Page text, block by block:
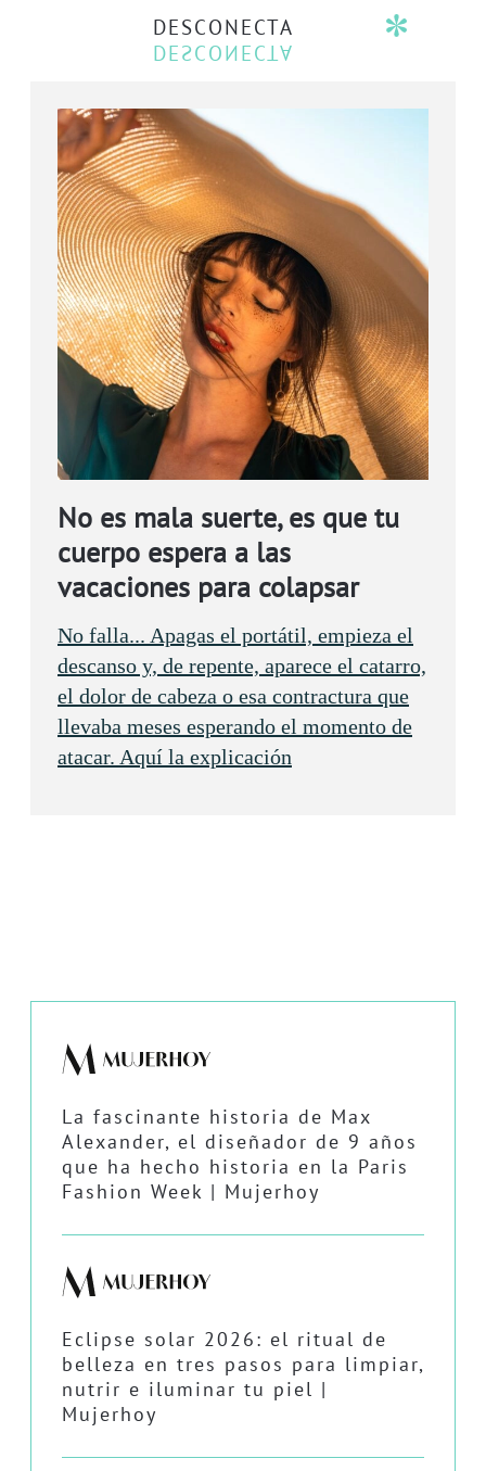
DESCONECTA
No es mala suerte, es que tu
cuerpo espera a las
vacaciones para colapsar
No falla... Apagas el portátil, empieza el
descanso y, de repente, aparece el catarro,
el dolor de cabeza o esa contractura que
llevaba meses esperando el momento de
atacar. Aquí la explicación
La fascinante historia de Max
Alexander, el diseñador de 9 años
que ha hecho historia en la Paris
Fashion Week | Mujerhoy
Eclipse solar 2026: el ritual de
belleza en tres pasos para limpiar,
nutrir e iluminar tu piel |
Mujerhoy